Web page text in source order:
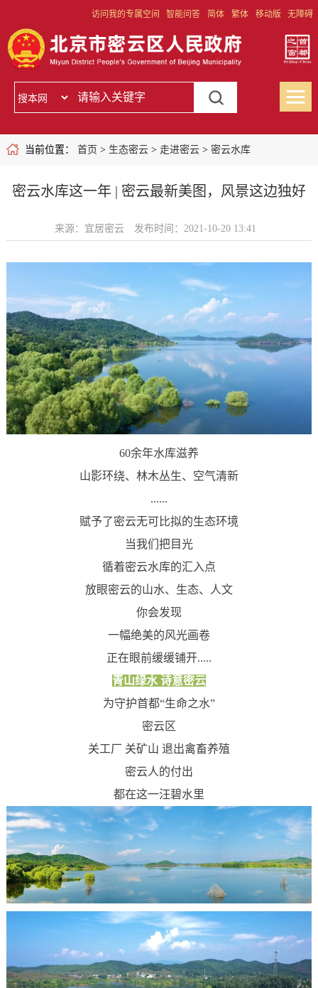
访问我的专属空间 智能问答 简体 繁体 移动版 无障碍
当前位置： 首页 > 生态密云> 走进密云> 密云水库
密云水库这一年 | 密云最新美图，风景这边独好
来源：宜居密云 发布时间：2021-10-20 13:41
60余年水库滋养
山影环绕、林木丛生、空气清新
......
赋予了密云无可比拟的生态环境
当我们把目光
循着密云水库的汇入点
放眼密云的山水、生态、人文
你会发现
一幅绝美的风光画卷
正在眼前缓缓铺开.....
青山绿水 诗意密云
为守护首都“生命之水”
密云区
关工厂 关矿山 退出禽畜养殖
密云人的付出
都在这一汪碧水里